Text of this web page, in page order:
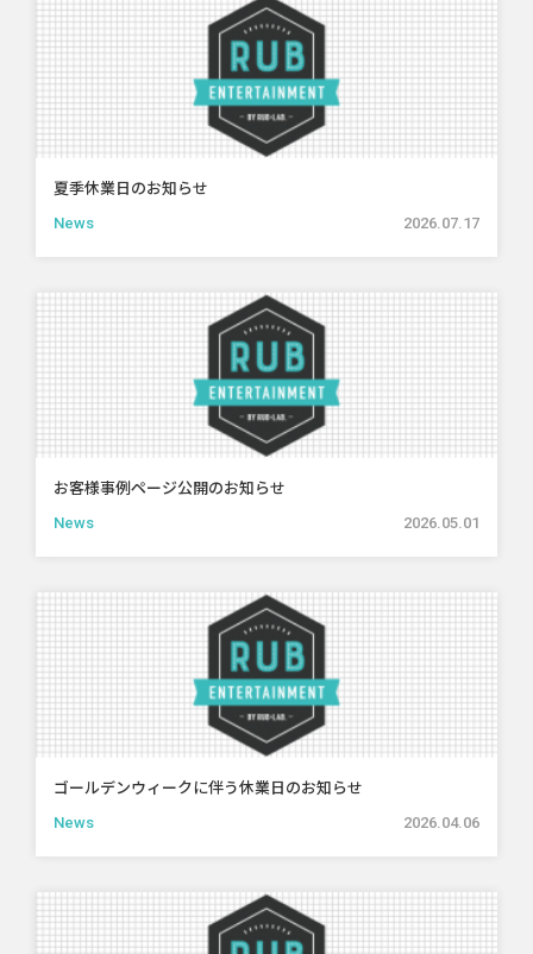
夏季休業日のお知らせ
News 2026.07.17
お客様事例ページ公開のお知らせ
News 2026.05.01
ゴールデンウィークに伴う休業日のお知らせ
News 2026.04.06